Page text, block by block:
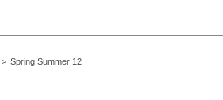
> Spring Summer 12